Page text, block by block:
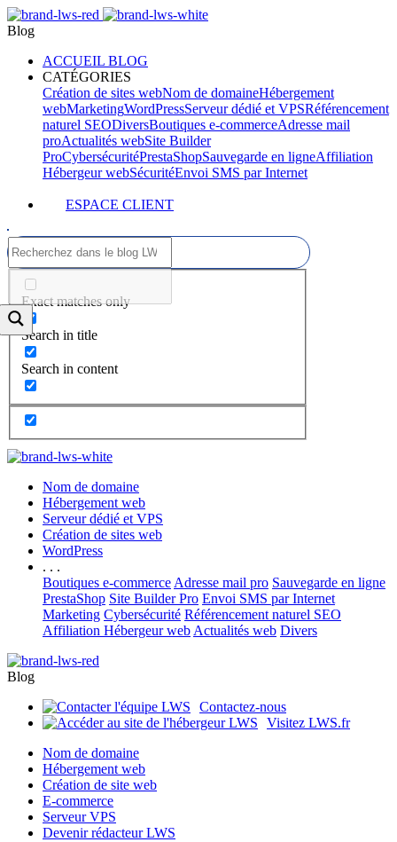
Blog
ACCUEIL BLOG
CATÉGORIES
Création de sites webNom de domaineHébergement
webMarketingWordPressServeur dédié et VPSRéférencement
naturel SEODiversBoutiques e-commerceAdresse mail
proActualités webSite Builder
ProCybersécuritéPrestaShopSauvegarde en ligneAffiliation
Hébergeur webSécuritéEnvoi SMS par Internet
ESPACE CLIENT
Exact matches only
Search in title
Search in content
Nom de domaine
Hébergement web
Serveur dédié et VPS
Création de sites web
WordPress
. . .
Boutiques e-commerce Adresse mail pro Sauvegarde en ligne
PrestaShop Site Builder Pro Envoi SMS par Internet
Marketing Cybersécurité Référencement naturel SEO
Affiliation Hébergeur web Actualités web Divers
Blog
Contactez-nous
Visitez LWS.fr
Nom de domaine
Hébergement web
Création de site web
E-commerce
Serveur VPS
Devenir rédacteur LWS